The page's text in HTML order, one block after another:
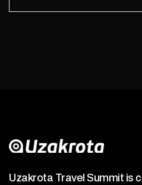
Uzakrota Travel Summit is